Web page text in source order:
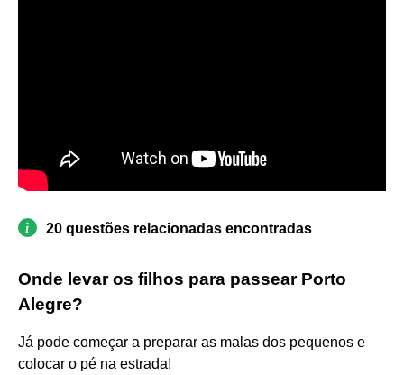
20 questões relacionadas encontradas
Onde levar os filhos para passear Porto
Alegre?
Já pode começar a preparar as malas dos pequenos e
colocar o pé na estrada!